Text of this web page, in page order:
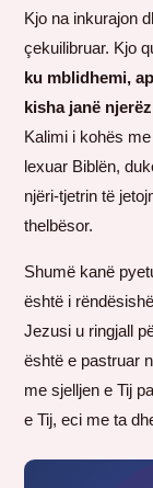
Kjo na inkurajon
çekuilibruar. Kjo
ku mblidhemi,
kisha janë
Kalimi i kohës
lexuar Biblën,
njëri-tjetrin të
thelbësor.
Shumë kanë
është i
Jezusi u ringjall
është e pastruar
me sjelljen e Tij
e Tij, eci me ta